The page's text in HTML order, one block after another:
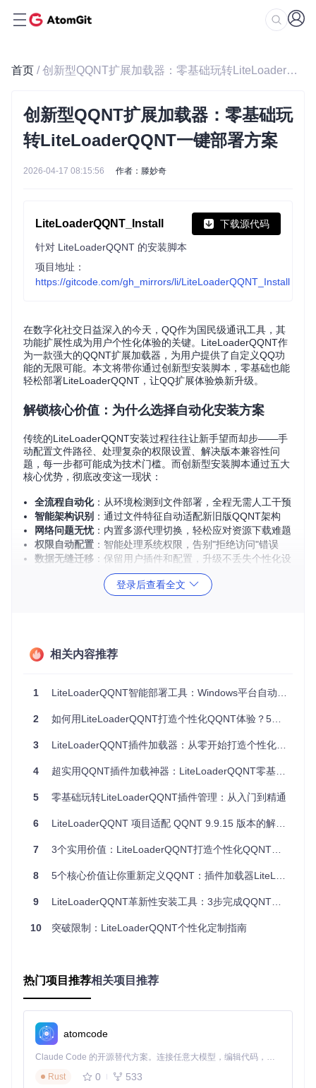
首页 / 创新型QQNT扩展加载器：零基础玩转LiteLoaderQQNT一键部署方案
创新型QQNT扩展加载器：零基础玩
转LiteLoaderQQNT一键部署方案
2026-04-17 08:15:56 作者：滕妙奇
LiteLoaderQQNT_Install 下载源代码
针对 LiteLoaderQQNT 的安装脚本
项目地址：
https://gitcode.com/gh_mirrors/li/LiteLoaderQQNT_Install
在数字化社交日益深入的今天，QQ作为国民级通讯工具，其
功能扩展性成为用户个性化体验的关键。LiteLoaderQQNT作
为一款强大的QQNT扩展加载器，为用户提供了自定义QQ功
能的无限可能。本文将带你通过创新型安装脚本，零基础也能
轻松部署LiteLoaderQQNT，让QQ扩展体验焕新升级。
解锁核心价值：为什么选择自动化安装方案
传统的LiteLoaderQQNT安装过程往往让新手望而却步——手
动配置文件路径、处理复杂的权限设置、解决版本兼容性问
题，每一步都可能成为技术门槛。而创新型安装脚本通过五大
核心优势，彻底改变这一现状：
全流程自动化：从环境检测到文件部署，全程无需人工干预
智能架构识别 ：通过文件特征自动适配新旧版QQNT架构
网络问题无忧：内置多源代理切换，轻松应对资源下载难题
权限自动配置 ：智能处理系统权限，告别"拒绝访问"错误
数据无缝迁移 ：保留用户插件和配置，升级不丢失个性化设
持）
网络状态：保持稳定联网（用于下载必要组件）
完全退出QQ：右键点击系统托盘QQ图标，选择"退出"确保
获取管理员权限 ：准备以管理员身份运行安装程序（解决系
安全软件设置：暂时关闭或添加信任（部分杀毒软件可能误
⚠️ 小贴士：按
打开任务管理器，检查是
否有QQ相关进程残留，确保完全退出
clone
当用户账户控制窗口弹出时，点击"是"授予管理员权限
按照图形界面指引完成以下步骤：
自动检测QQ安装路径（通常为
登录后查看全文
相关内容推荐
1 LiteLoaderQQNT智能部署工具：Windows平台自动化安装与配置指南
2 如何用LiteLoaderQQNT打造个性化QQNT体验？5步实现功能扩展
3 LiteLoaderQQNT插件加载器：从零开始打造个性化QQNT体验
4 超实用QQNT插件加载神器：LiteLoaderQQNT零基础入门到精通指南
5 零基础玩转LiteLoaderQQNT插件管理：从入门到精通
6 LiteLoaderQQNT 项目适配 QQNT 9.9.15 版本的解决方案
7 3个实用价值：LiteLoaderQQNT打造个性化QQNT体验
8 5个核心价值让你重新定义QQNT：插件加载器LiteLoaderQQNT全解析
9 LiteLoaderQQNT革新性安装工具：3步完成QQNT扩展加载器部署指南
10 突破限制：LiteLoaderQQNT个性化定制指南
热门项目推荐相关项目推荐
atomcode
Claude Code 的开源替代方案。连接任意大模型，编辑代码，运行命令，自动验证 — 全自动执行。用 Rust 构建，极致性能。 ｜ An open-source alternative to Claude Code. Connect any LLM, edit code, run commands, and verify changes — autonomously. Built in Rust for speed. Get Started
Rust
0 533